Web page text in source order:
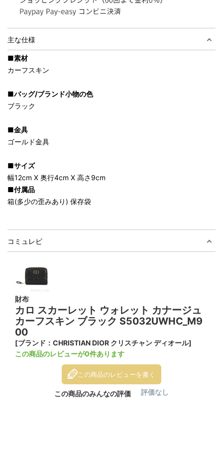
主な仕様
■素材
カーフスキン
■バッグ/ブランド小物の色
ブラック
■金具
ゴールド金具
■サイズ
幅12cm X 奥行4cm X 高さ9cm
■付属品
箱(多少の歪みあり) 保存袋
コミュレビ
財布
カロ スカーレット ウォレット カナージュ
カーフスキン ブラック S5032UWHC_M9
00
[ブランド：CHRISTIAN DIOR クリスチャン ディオール]
この商品のレビューが0件あります
この商品のレビューを書く
この商品のみんなの評価 評価なし